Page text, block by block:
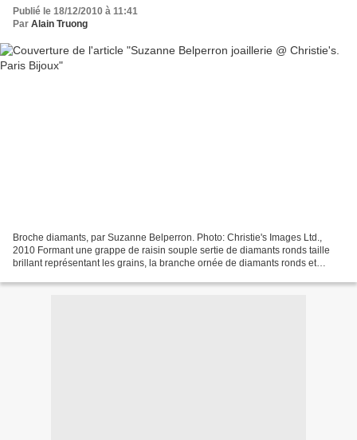
Publié le 18/12/2010 à 11:41
Par Alain Truong
Broche diamants, par Suzanne Belperron. Photo: Christie's Images Ltd.,
2010 Formant une grappe de raisin souple sertie de diamants ronds taille
brillant représentant les grains, la branche ornée de diamants ronds et